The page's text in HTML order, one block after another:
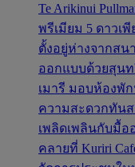
Te Arikinui
พรีเมียม 5 ดาวเพี
ตั้งอยู่ห่างจากส
ออกแบบด้วยสุน
เมารี มอบห้องพั
ความสะดวกทัน
เพลิดเพลินกับมื้อ
คลายที่ Kuriri